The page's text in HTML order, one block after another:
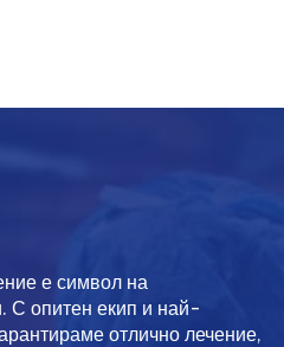
е символ на
С опитен екип и най-
отлично лечение,